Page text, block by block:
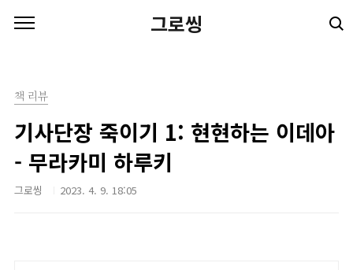
그로씽
책 리뷰
기사단장 죽이기 1: 현현하는 이데아
- 무라카미 하루키
그로씽 2023. 4. 9. 18:05